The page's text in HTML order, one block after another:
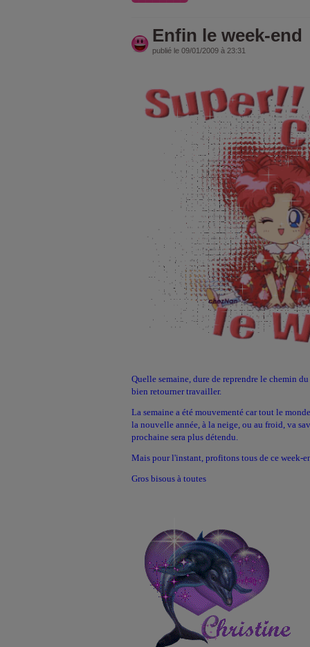
Enfin le week-end
publié le 09/01/2009 à 23:31
Quelle semaine, dure de reprendre le chemin
bien retourner travailler.
La semaine a été mouvementé car tout le
la nouvelle année, à la neige, ou au froid, va
prochaine sera plus détendu.
Mais pour l'instant, profitons tous de ce week-
Gros bisous à toutes